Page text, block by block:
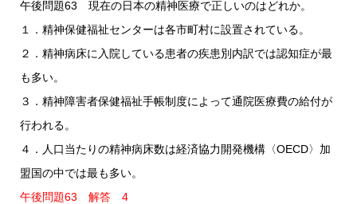
午後問題63 現在の日本の精神医療で正しいのはどれか。
１．精神保健福祉センターは各市町村に設置されている。
２．精神病床に入院している患者の疾患別内訳では認知症が最
も多い。
３．精神障害者保健福祉手帳制度によって通院医療費の給付が
行われる。
４．人口当たりの精神病床数は経済協力開発機構〈OECD〉加
盟国の中では最も多い。
午後問題63 解答 4